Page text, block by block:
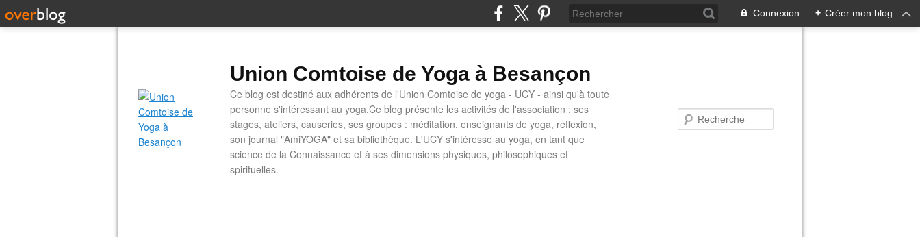
Connexion + Créer mon blog
Union Comtoise de Yoga à Besançon
Ce blog est destiné aux adhérents de l'Union Comtoise de yoga - UCY - ainsi qu'à toute
personne s'intéressant au yoga.Ce blog présente les activités de l'association : ses
stages, ateliers, causeries, ses groupes : méditation, enseignants de yoga, réflexion,
son journal "AmiYOGA" et sa bibliothèque. L'UCY s'intéresse au yoga, en tant que
science de la Connaissance et à ses dimensions physiques, philosophiques et
spirituelles.